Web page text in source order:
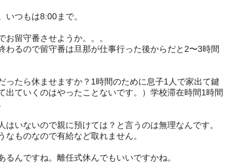
いつもは8:00まで。
お留守番させようか。。。
わるので留守番は旦那が仕事行った後からだと2〜3時間
ったら休ませますか？1時間のために息子1人で家出て鍵
出ていくのはやったことないです。）学校滞在時間1時間
はいないので親に預けては？と言うのは無理なんです。
なものなので有給など取れません。
るんですね。離任式休んでもいいですかね。